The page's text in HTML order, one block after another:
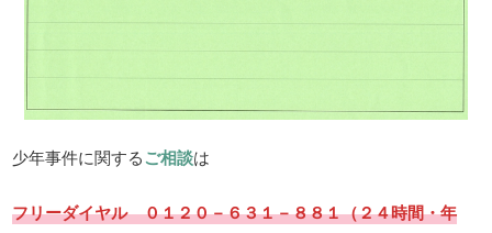
少年事件に関するご相談は
フリーダイヤル ０１２０－６３１－８８１（２４時間・年